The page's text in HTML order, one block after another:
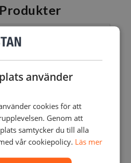
använder
cookies för att
Genom att
samtycker du till alla
vår cookiepolicy. Läs mer